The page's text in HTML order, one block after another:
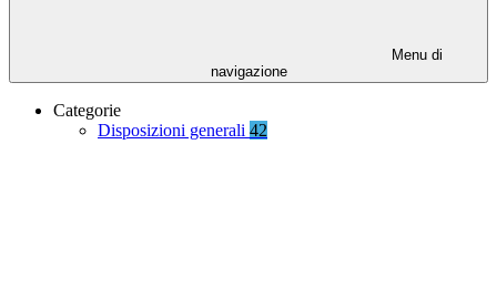
Menu di
navigazione
Categorie
Disposizioni generali 42